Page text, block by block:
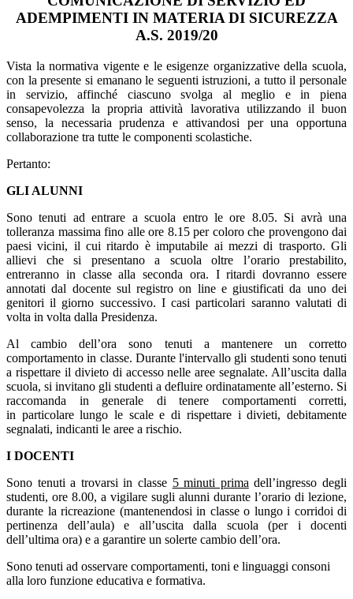
ADEMPIMENTI IN MATERIA DI SICUREZZA
A.S. 2019/20
Vista la normativa vigente e le esigenze organizzative della scuola,
con la presente si emanano le seguenti istruzioni, a tutto il personale
in servizio, affinché ciascuno svolga al meglio e in piena
consapevolezza la propria attività lavorativa utilizzando il buon
senso, la necessaria prudenza e attivandosi per una opportuna
collaborazione tra tutte le componenti scolastiche.
Pertanto:
GLI ALUNNI
Sono tenuti ad entrare a scuola entro le ore 8.05. Si avrà una
tolleranza massima fino alle ore 8.15 per coloro che provengono dai
paesi vicini, il cui ritardo è imputabile ai mezzi di trasporto. Gli
allievi che si presentano a scuola oltre l’orario prestabilito,
entreranno in classe alla seconda ora. I ritardi dovranno essere
annotati dal docente sul registro on line e giustificati da uno dei
genitori il giorno successivo. I casi particolari saranno valutati di
volta in volta dalla Presidenza.
Al cambio dell’ora sono tenuti a mantenere un corretto
comportamento in classe. Durante l'intervallo gli studenti sono tenuti
a rispettare il divieto di accesso nelle aree segnalate. All’uscita dalla
scuola, si invitano gli studenti a defluire ordinatamente all’esterno. Si
raccomanda in generale di tenere comportamenti corretti,
in particolare lungo le scale e di rispettare i divieti, debitamente
segnalati, indicanti le aree a rischio.
I DOCENTI
Sono tenuti a trovarsi in classe 5 minuti prima dell’ingresso degli
studenti, ore 8.00, a vigilare sugli alunni durante l’orario di lezione,
durante la ricreazione (mantenendosi in classe o lungo i corridoi di
pertinenza dell’aula) e all’uscita dalla scuola (per i docenti
dell’ultima ora) e a garantire un solerte cambio dell’ora.
Sono tenuti ad osservare comportamenti, toni e linguaggi consoni
alla loro funzione educativa e formativa.